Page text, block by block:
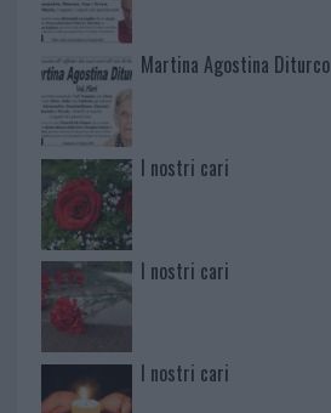
Martina Agostina Diturco
I nostri cari
I nostri cari
I nostri cari